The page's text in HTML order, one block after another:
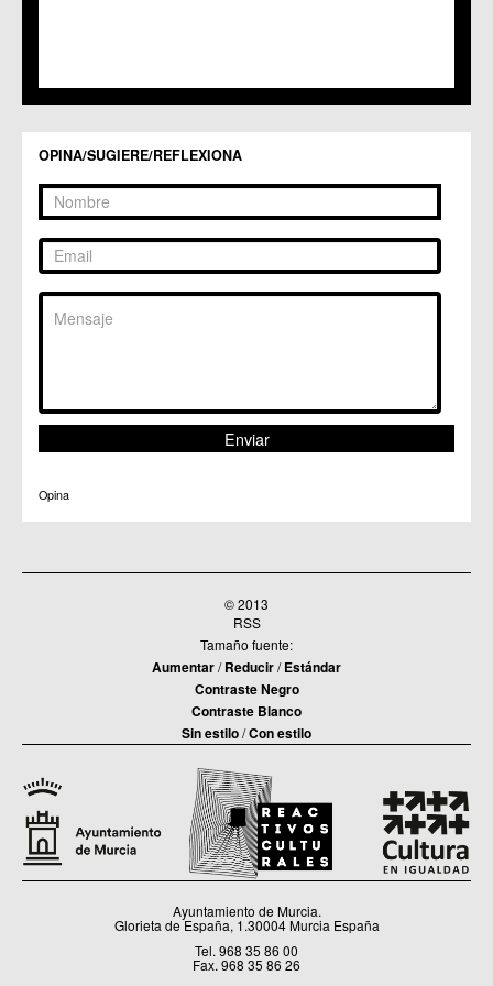
C.C. Zarandona
OPINA/SUGIERE/REFLEXIONA
Opina
© 2013
RSS
Tamaño fuente:
Aumentar/Reducir/Estándar
Contraste Negro
Contraste Blanco
Sin estilo/Con estilo
Ayuntamiento de Murcia.
Glorieta de España, 1.30004 Murcia España
Tel. 968 35 86 00
Fax. 968 35 86 26